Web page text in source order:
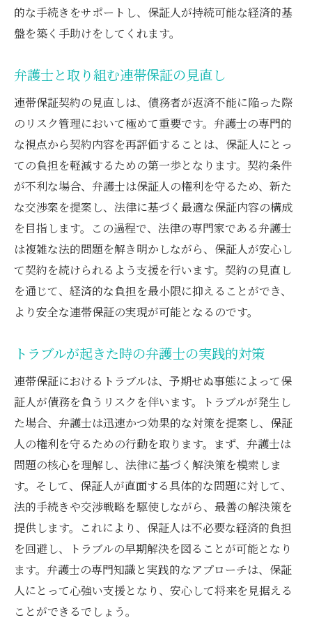
的な手続きをサポートし、保証人が持続可能な経済的基
盤を築く手助けをしてくれます。
弁護士と取り組む連帯保証の見直し
連帯保証契約の見直しは、債務者が返済不能に陥った際
のリスク管理において極めて重要です。弁護士の専門的
な視点から契約内容を再評価することは、保証人にとっ
ての負担を軽減するための第一歩となります。契約条件
が不利な場合、弁護士は保証人の権利を守るため、新た
な交渉案を提案し、法律に基づく最適な保証内容の構成
を目指します。この過程で、法律の専門家である弁護士
は複雑な法的問題を解き明かしながら、保証人が安心し
て契約を続けられるよう支援を行います。契約の見直し
を通じて、経済的な負担を最小限に抑えることができ、
より安全な連帯保証の実現が可能となるのです。
トラブルが起きた時の弁護士の実践的対策
連帯保証におけるトラブルは、予期せぬ事態によって保
証人が債務を負うリスクを伴います。トラブルが発生し
た場合、弁護士は迅速かつ効果的な対策を提案し、保証
人の権利を守るための行動を取ります。まず、弁護士は
問題の核心を理解し、法律に基づく解決策を模索しま
す。そして、保証人が直面する具体的な問題に対して、
法的手続きや交渉戦略を駆使しながら、最善の解決策を
提供します。これにより、保証人は不必要な経済的負担
を回避し、トラブルの早期解決を図ることが可能となり
ます。弁護士の専門知識と実践的なアプローチは、保証
人にとって心強い支援となり、安心して将来を見据える
ことができるでしょう。